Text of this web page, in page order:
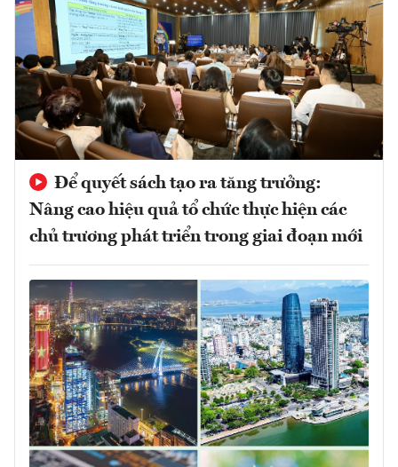
Để quyết sách tạo ra tăng trưởng:
Nâng cao hiệu quả tổ chức thực hiện các
chủ trương phát triển trong giai đoạn mới